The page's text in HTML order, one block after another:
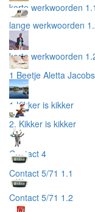
korte werkwoorden 1.1
lange werkwoorden
korte werkwoorden
1 Beetje Aletta Jacobs
1 Kikker is kikker
2. Kikker is kikker
Contact 4
Contact 5/71 1.1
Contact 5/71 1.2